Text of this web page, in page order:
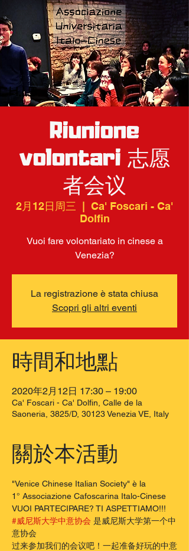
Riunione
volontari 志愿
者会议
2月12日周三
Ca' Foscari - Ca'
Dolfin
Vuoi fare volontariato in cinese a
Venezia?
La registrazione è stata chiusa
Scopri gli altri eventi
時間和地點
2020年2月12日 17:30 – 19:00
Ca' Foscari - Ca' Dolfin, Calle de la
Saoneria, 3825/D, 30123 Venezia VE, Italy
關於本活動
"Venice Chinese Italian Society" è la
1° Associazione Cafoscarina Italo-Cinese
VUOI PARTECIPARE? TI ASPETTIAMO!!!
#威尼斯大学中意协会 是威尼斯大学第一个中
意协会
过来参加我们的会议吧！一起准备好玩的中意